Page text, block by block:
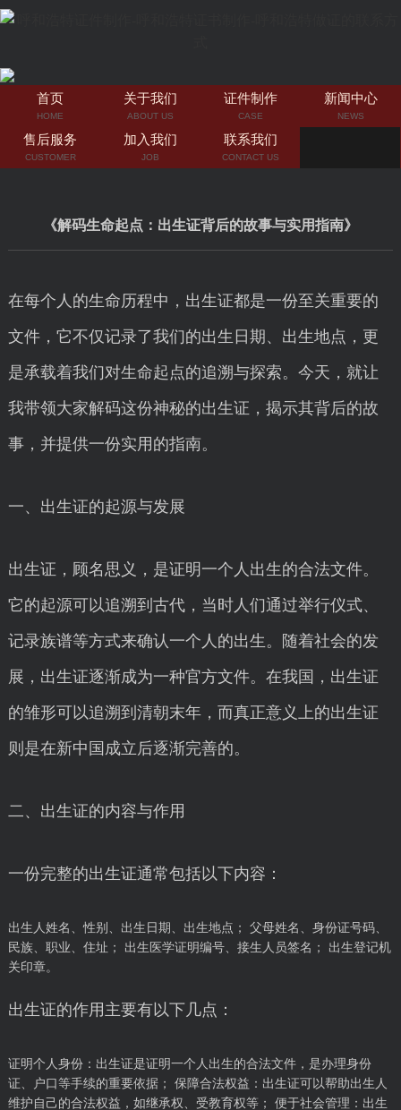
首页
HOME
关于我们
ABOUT US
证件制作
CASE
新闻中心
NEWS
售后服务
CUSTOMER
加入我们
JOB
联系我们
CONTACT US
《解码生命起点：出生证背后的故事与实用指南》
在每个人的生命历程中，出生证都是一份至关重要的
文件，它不仅记录了我们的出生日期、出生地点，更
是承载着我们对生命起点的追溯与探索。今天，就让
我带领大家解码这份神秘的出生证，揭示其背后的故
事，并提供一份实用的指南。
一、出生证的起源与发展
出生证，顾名思义，是证明一个人出生的合法文件。
它的起源可以追溯到古代，当时人们通过举行仪式、
记录族谱等方式来确认一个人的出生。随着社会的发
展，出生证逐渐成为一种官方文件。在我国，出生证
的雏形可以追溯到清朝末年，而真正意义上的出生证
则是在新中国成立后逐渐完善的。
二、出生证的内容与作用
一份完整的出生证通常包括以下内容：
出生人姓名、性别、出生日期、出生地点； 父母姓名、身份证号码、
民族、职业、住址； 出生医学证明编号、接生人员签名； 出生登记机
关印章。
出生证的作用主要有以下几点：
证明个人身份：出生证是证明一个人出生的合法文件，是办理身份
证、户口等手续的重要依据； 保障合法权益：出生证可以帮助出生人
维护自己的合法权益，如继承权、受教育权等； 便于社会管理：出生